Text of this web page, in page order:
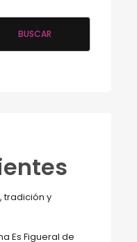
BUSCAR
tradición y
Es Figueral de